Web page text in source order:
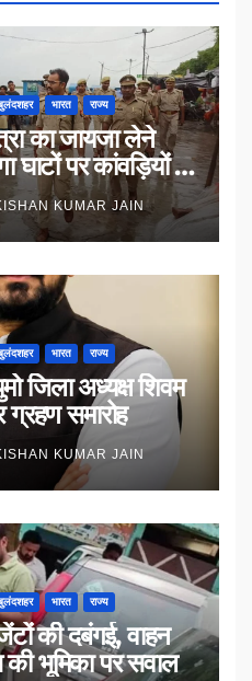
भारत राज्य
का जायजा लेने
घाटों पर कांवड़ियों से
KUMAR JAIN
भारत राज्य
जिला अध्यक्ष शिवम
ग्रहण समारोह
KUMAR JAIN
भारत राज्य
वाहन
भूमिका पर सवाल